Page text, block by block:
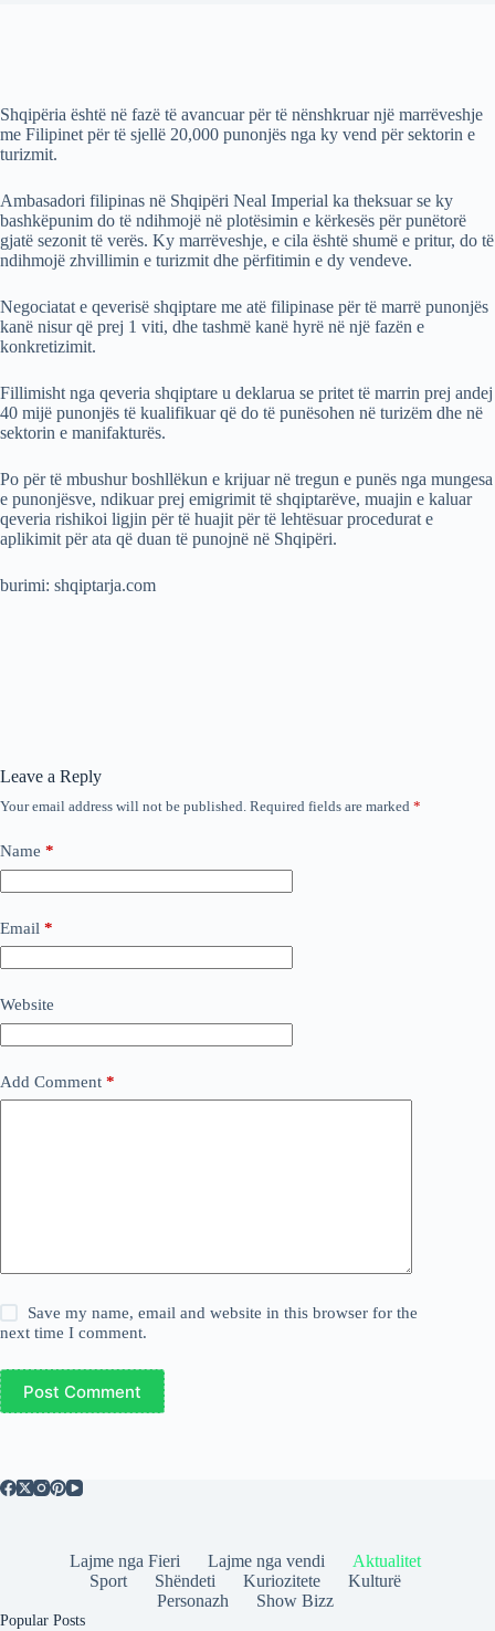
Shqipëria është në fazë të avancuar për të nënshkruar një marrëveshje
me Filipinet për të sjellë 20,000 punonjës nga ky vend për sektorin e
turizmit.
Ambasadori filipinas në Shqipëri Neal Imperial ka theksuar se ky
bashkëpunim do të ndihmojë në plotësimin e kërkesës për punëtorë
gjatë sezonit të verës. Ky marrëveshje, e cila është shumë e pritur, do të
ndihmojë zhvillimin e turizmit dhe përfitimin e dy vendeve.
Negociatat e qeverisë shqiptare me atë filipinase për të marrë punonjës
kanë nisur që prej 1 viti, dhe tashmë kanë hyrë në një fazën e
konkretizimit.
Fillimisht nga qeveria shqiptare u deklarua se pritet të marrin prej andej
40 mijë punonjës të kualifikuar që do të punësohen në turizëm dhe në
sektorin e manifakturës.
Po për të mbushur boshllëkun e krijuar në tregun e punës nga mungesa
e punonjësve, ndikuar prej emigrimit të shqiptarëve, muajin e kaluar
qeveria rishikoi ligjin për të huajit për të lehtësuar procedurat e
aplikimit për ata që duan të punojnë në Shqipëri.
burimi: shqiptarja.com
Leave a Reply
Your email address will not be published. Required fields are marked *
Name *
Email *
Website
Add Comment *
Save my name, email and website in this browser for the
next time I comment.
Post Comment
Lajme nga Fieri Lajme nga vendi
Aktualitet
Sport
Shëndeti Kuriozitete
Kulturë
Personazh
Show Bizz
Popular Posts